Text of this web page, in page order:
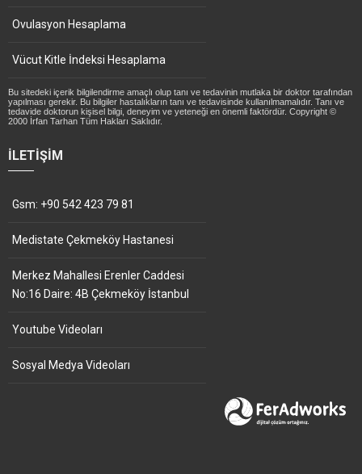
Ovulasyon Hesaplama
Vücut Kitle İndeksi Hesaplama
Bu sitedeki içerik bilgilendirme amaçlı olup tanı ve tedavinin mutlaka bir doktor tarafından
yapılması gerekir. Bu bilgiler hastalıkların tanı ve tedavisinde kullanılmamalıdır. Tanı ve
tedavide doktorun kişisel bilgi, deneyim ve yeteneği en önemli faktördür. Copyright ©
2000 İrfan Tarhan Tüm Hakları Saklıdır.
İLETIŞIM
Gsm: +90 542 423 79 81
Medistate Çekmeköy Hastanesi
Merkez Mahallesi Erenler Caddesi
No:16 Daire: 4B Çekmeköy İstanbul
Youtube Videoları
Sosyal Medya Videoları